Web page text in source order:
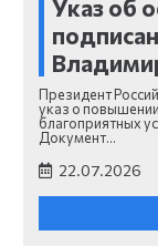
Указ об
Президент
указ о
благоприятных
Документ…
22.07.2026